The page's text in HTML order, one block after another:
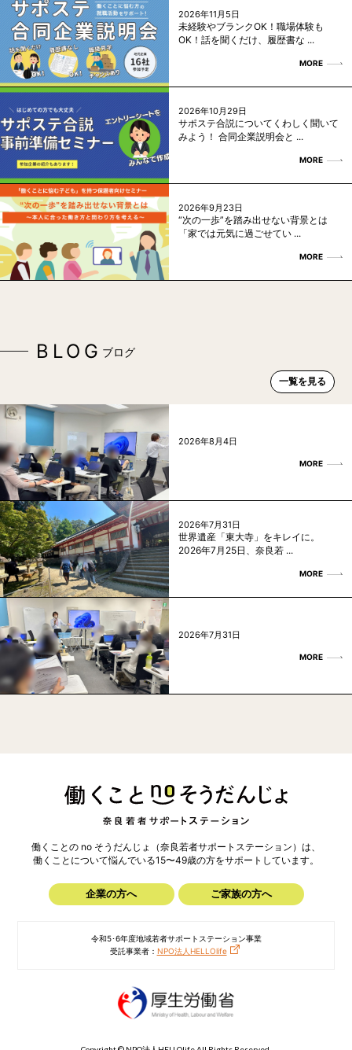
2026年11月5日
未経験やブランクOK！職場体験も
OK！話を聞くだけ、履歴書な ...
MORE
2026年10月29日
サポステ合説についてくわしく聞いて
みよう！ 合同企業説明会と ...
MORE
2026年9月23日
“次の一歩”を踏み出せない背景とは
「家では元気に過ごせてい ...
MORE
BLOG ブログ
一覧を見る
2026年8月4日
MORE
2026年7月31日
世界遺産「東大寺」をキレイに。
2026年7月25日、奈良若 ...
MORE
2026年7月31日
MORE
働くことの no そうだんじょ（奈良若者サポートステーション）は、
働くことについて悩んでいる15〜49歳の方をサポートしています。
企業の方へ ご家族の方へ
令和5･6年度地域若者サポートステーション事業
受託事業者： NPO法人HELLOlife